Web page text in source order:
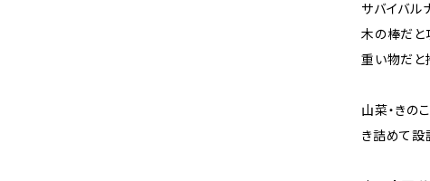
サバイバル
木の棒だ
重い物だと
山菜・きの
き詰めて設